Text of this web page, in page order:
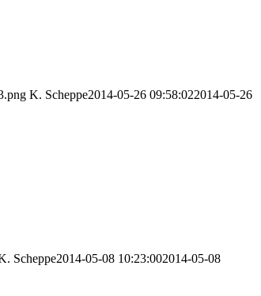
K. Scheppe2014-05-26 09:58:022014-05-26
Scheppe2014-05-08 10:23:002014-05-08